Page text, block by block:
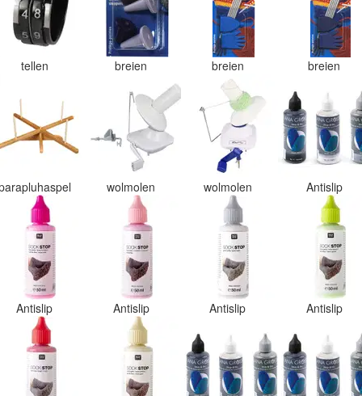
tellen breien breien breien
wolmolen wolmolen Antislip
Antislip Antislip Antislip Antislip